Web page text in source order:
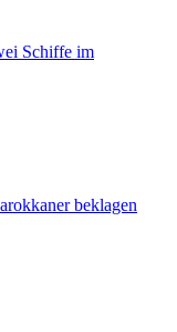
Schiffe im
beklagen